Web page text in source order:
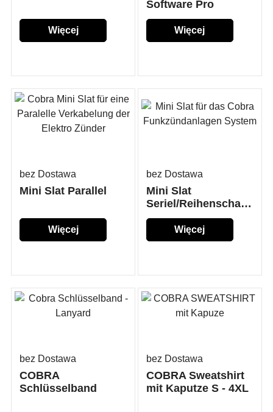
Więcej
Software Pro
Więcej
bez Dostawa
Mini Slat Parallel
Więcej
bez Dostawa
Mini Slat
Seriel/Reihenschaltung
Więcej
bez Dostawa
COBRA
Schlüsselband
bez Dostawa
COBRA Sweatshirt
mit Kaputze S - 4XL